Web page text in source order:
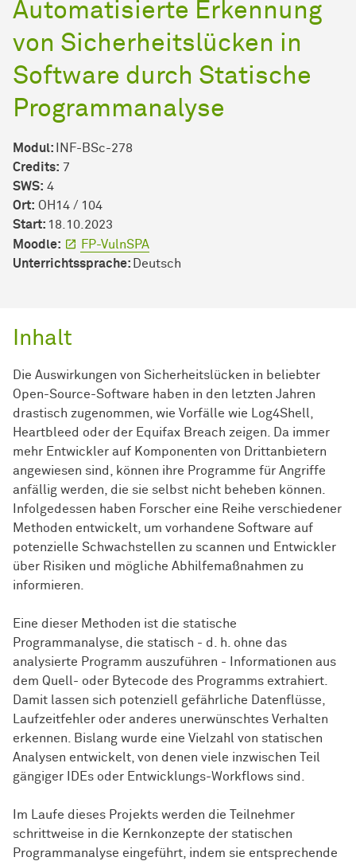
Automatisierte Erkennung
von Sicherheitslücken in
Software durch Statische
Programmanalyse
Modul:
INF-BSc-278
Credits: 7
SWS: 4
Ort: OH14 / 104
Start: 18.10.2023
Moodle:
FP-VulnSPA
Unterrichtssprache: Deutsch
Inhalt
Die Auswirkungen von Sicherheitslücken in beliebter
Open-Source-Software haben in den letzten Jahren
drastisch zugenommen, wie Vorfälle wie Log4Shell,
Heartbleed oder der Equifax Breach zeigen. Da immer
mehr Entwickler auf Komponenten von Drittanbietern
angewiesen sind, können ihre Programme für Angriffe
anfällig werden, die sie selbst nicht beheben können.
Infolgedessen haben Forscher eine Reihe verschiedener
Methoden entwickelt, um vorhandene Software auf
potenzielle Schwachstellen zu scannen und Entwickler
über Risiken und mögliche Abhilfemaßnahmen zu
informieren.
Eine dieser Methoden ist die statische
Programmanalyse, die statisch - d. h. ohne das
analysierte Programm auszuführen - Informationen aus
dem Quell- oder Bytecode des Programms extrahiert.
Damit lassen sich potenziell gefährliche Datenflüsse,
Laufzeitfehler oder anderes unerwünschtes Verhalten
erkennen. Bislang wurde eine Vielzahl von statischen
Analysen entwickelt, von denen viele inzwischen Teil
gängiger IDEs oder Entwicklungs-Workflows sind.
Im Laufe dieses Projekts werden die Teilnehmer
schrittweise in die Kernkonzepte der statischen
Programmanalyse eingeführt, indem sie entsprechende